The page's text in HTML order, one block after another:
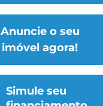
Anuncie o seu
imóvel agora!
Simule seu